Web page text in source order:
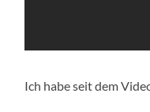
Ich habe seit dem